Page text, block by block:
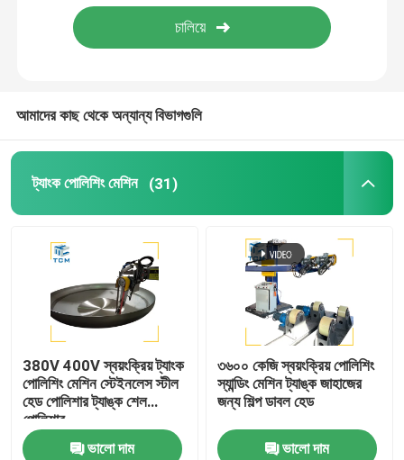
ওয়েল্ডিং পোলিশিং মেশিন
পলিশিং ভোগ্যপণ্য
ওয়েল্ডিং মেশিন
আমাদের কাছ থেকে অন্যান্য বিভাগগুলি
ট্যাংক পোলিশিং মেশিন (31)
380V 400V স্বয়ংক্রিয় ট্যাংক
পোলিশিং মেশিন স্টেইনলেস স্টীল
হেড পোলিশার ট্যাঙ্ক শেল
পোলিশার
ভালো দাম
৩৬০০ কেজি স্বয়ংক্রিয় পোলিশিং
স্যান্ডিং মেশিন ট্যাঙ্ক জাহাজের
জন্য শিল্প ডাবল হেড
ভালো দাম